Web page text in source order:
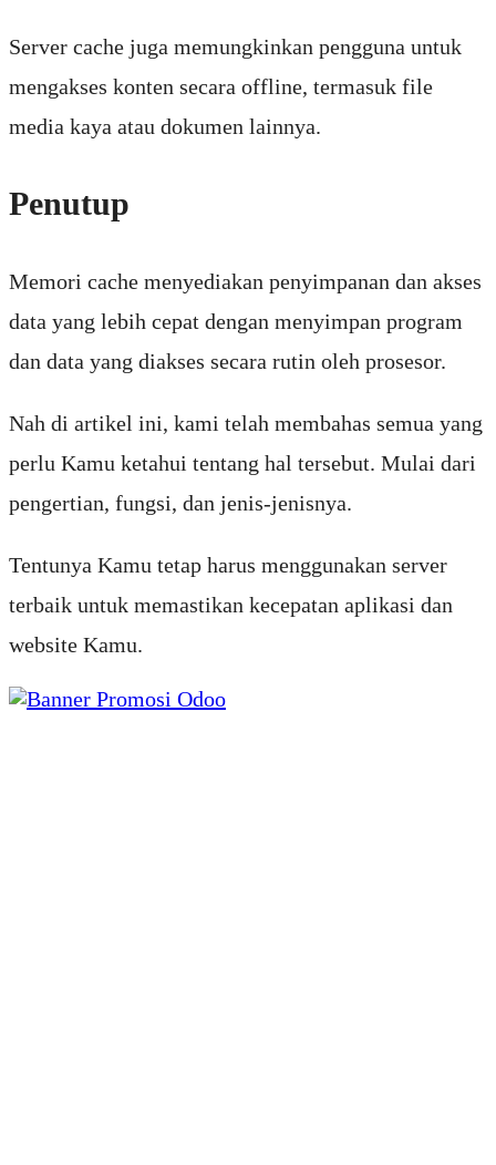
Server cache juga memungkinkan pengguna untuk
mengakses konten secara offline, termasuk file
media kaya atau dokumen lainnya.
Penutup
Memori cache menyediakan penyimpanan dan akses
data yang lebih cepat dengan menyimpan program
dan data yang diakses secara rutin oleh prosesor.
Nah di artikel ini, kami telah membahas semua yang
perlu Kamu ketahui tentang hal tersebut. Mulai dari
pengertian, fungsi, dan jenis-jenisnya.
Tentunya Kamu tetap harus menggunakan server
terbaik untuk memastikan kecepatan aplikasi dan
website Kamu.